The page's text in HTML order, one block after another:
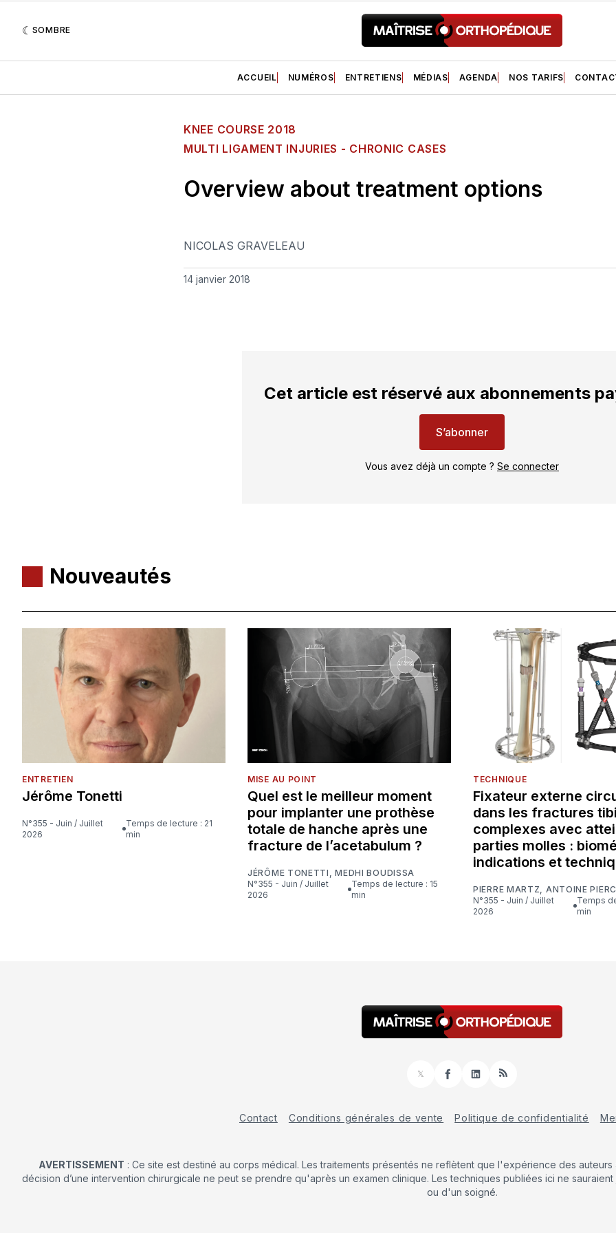
SOMBRE
ACCUEIL NUMÉROS ENTRETIENS MÉDIAS AGENDA NOS TARIFS
KNEE COURSE 2018
MULTI LIGAMENT INJURIES - CHRONIC CASES
Overview about treatment options
NICOLAS GRAVELEAU
14 janvier 2018
Cet article est réservé aux abonnements
S’abonner
Vous avez déjà un compte ? Se connecter
Nouveautés
ENTRETIEN
Jérôme Tonetti
N°355 - Juin / Juillet
2026
Temps de lecture : 21
min
MISE AU POINT
Quel est le meilleur moment
pour implanter une prothèse
totale de hanche après une
fracture de l’acetabulum ?
JÉRÔME TONETTI ,MEDHI BOUDISSA
N°355 - Juin / Juillet
2026
Temps de lecture : 15
min
TECHNIQUE
Fixateur externe
dans les fractures
complexes avec
parties molles :
indications et
PIERRE MARTZ
ANTOINE
N°355 - Juin / Juillet
2026
Temps de lecture : 16
min
𝕏
FacebookLinkedInRSS
Contact Conditions générales de vente Politique de confidentialité
AVERTISSEMENT : Ce site est destiné au corps médical. Les traitements présentés ne reflètent que l'expérience des
décision d’une intervention chirurgicale ne peut se prendre qu'après un examen clinique. Les techniques publiées ici ne
ou d'un soigné.